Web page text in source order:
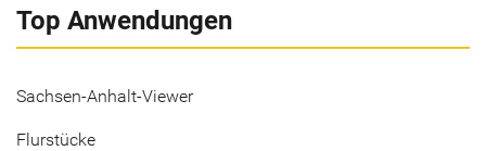
Top Anwendungen
Sachsen-Anhalt-Viewer
Flurstücke